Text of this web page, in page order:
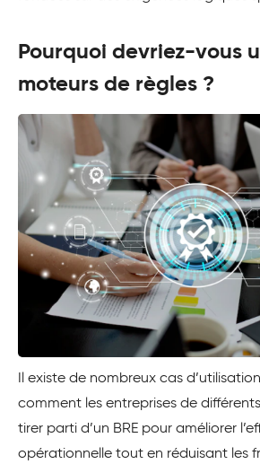
Pourquoi devriez-vous
moteurs de règles ?
Il existe de nombreux cas
comment les entreprises de
tirer parti d’un BRE pour améliorer
opérationnelle tout en réduisant les